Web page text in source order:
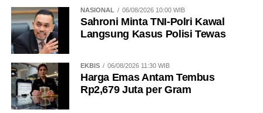
NASIONAL 06/08/2026 10:00 WIB
Sahroni Minta TNI-Polri Kawal
Langsung Kasus Polisi Tewas
EKBIS 06/08/2026 11:30 WIB
Harga Emas Antam Tembus
Rp2,679 Juta per Gram